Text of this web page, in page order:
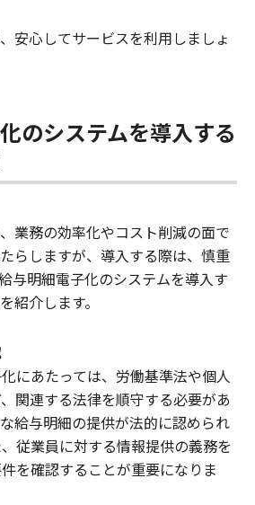
安心してサービスを利用しましょ
のシステムを導入する
業務の効率化やコスト削減の面で
らしますが、導入する際は、慎重
与明細電子化のシステムを導入す
紹介します。
にあたっては、労働基準法や個人
関連する法律を順守する必要があ
給与明細の提供が法的に認められ
従業員に対する情報提供の義務を
を確認することが重要になりま